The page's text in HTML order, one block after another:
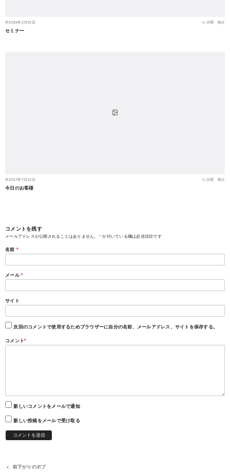
2016年2月23日 片岡 裕介
セミナー
2017年7月13日 片岡 裕介
今日のお客様
コメントを残す
メールアドレスが公開されることはありません。 * が付いている欄は必須項目です
名前 *
メール *
サイト
次回のコメントで使用するためブラウザーに自分の名前、メールアドレス、サイトを保存する。
コメント*
新しいコメントをメールで通知
新しい投稿をメールで受け取る
前下がりのボブ